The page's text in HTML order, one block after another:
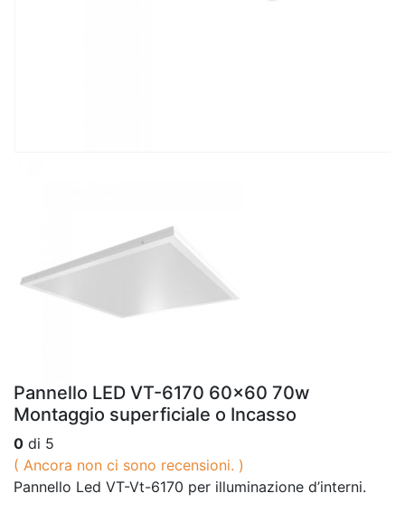
Pannello LED VT-6170 60×60 70w
Montaggio superficiale o Incasso
0 di 5
( Ancora non ci sono recensioni. )
Pannello Led VT-Vt-6170 per illuminazione d’interni.